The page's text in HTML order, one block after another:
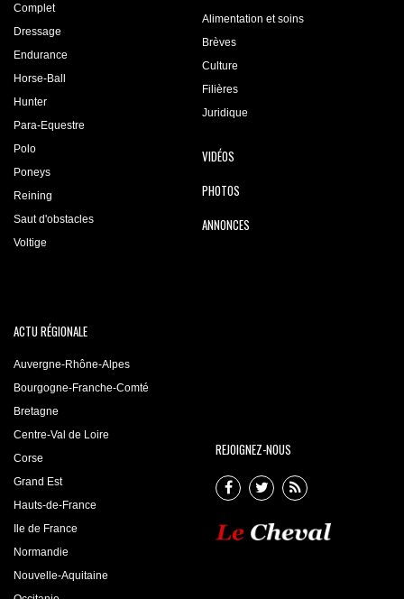
Complet
Dressage
Endurance
Horse-Ball
Hunter
Para-Equestre
Polo
Poneys
Reining
Saut d'obstacles
Voltige
Alimentation et soins
Brèves
Culture
Filières
Juridique
VIDÉOS
PHOTOS
ANNONCES
ACTU RÉGIONALE
Auvergne-Rhône-Alpes
Bourgogne-Franche-Comté
Bretagne
Centre-Val de Loire
Corse
Grand Est
Hauts-de-France
Ile de France
Normandie
Nouvelle-Aquitaine
REJOIGNEZ-NOUS